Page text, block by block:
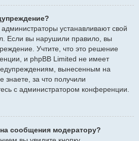
устанавливают свой
Если вы нарушили правило, вы
Учтите, что это решение
и phpBB Limited не имеет
вынесенным на
за что получили
с администратором конференции.
сообщения модератору?